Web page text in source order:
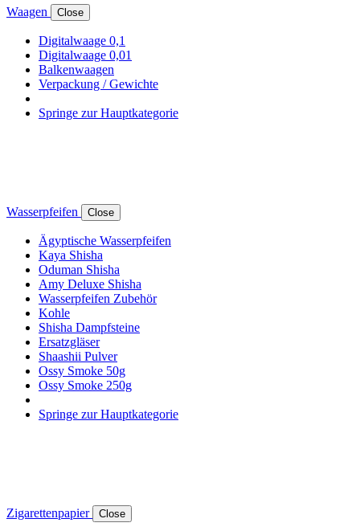
Waagen Close
Digitalwaage 0,1
Digitalwaage 0,01
Balkenwaagen
Verpackung / Gewichte
Springe zur Hauptkategorie
Wasserpfeifen Close
Ägyptische Wasserpfeifen
Kaya Shisha
Oduman Shisha
Amy Deluxe Shisha
Wasserpfeifen Zubehör
Kohle
Shisha Dampfsteine
Ersatzgläser
Shaashii Pulver
Ossy Smoke 50g
Ossy Smoke 250g
Springe zur Hauptkategorie
Zigarettenpapier Close